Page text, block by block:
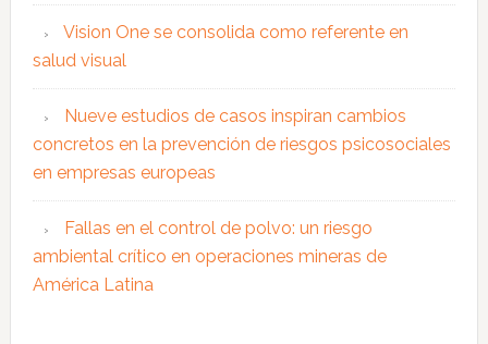
Vision One se consolida como referente en
salud visual
Nueve estudios de casos inspiran cambios
concretos en la prevención de riesgos psicosociales
en empresas europeas
Fallas en el control de polvo: un riesgo
ambiental crítico en operaciones mineras de
América Latina